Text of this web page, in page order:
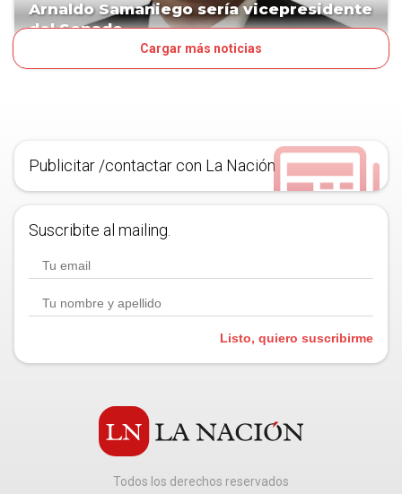
Arnaldo Samaniego sería vicepresidente
del Senado
Cargar más noticias
Publicitar /contactar con La Nación
Suscribite al mailing.
Listo, quiero suscribirme
Todos los derechos reservados